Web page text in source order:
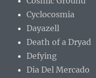
Cyclocosmia
Dayazell
Death of a Dryad
Defying
Dia Del Mercado